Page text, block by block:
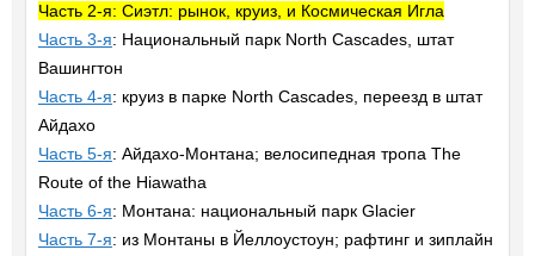
Часть 2-я: Сиэтл: рынок, круиз, и Космическая Игла
Часть 3-я: Национальный парк North Cascades, штат
Вашингтон
Часть 4-я: круиз в парке North Cascades, переезд в штат
Айдахо
Часть 5-я: Айдахо-Монтана; велосипедная тропа The
Route of the Hiawatha
Часть 6-я: Монтана: национальный парк Glacier
Часть 7-я: из Монтаны в Йеллоустоун; рафтинг и зиплайн